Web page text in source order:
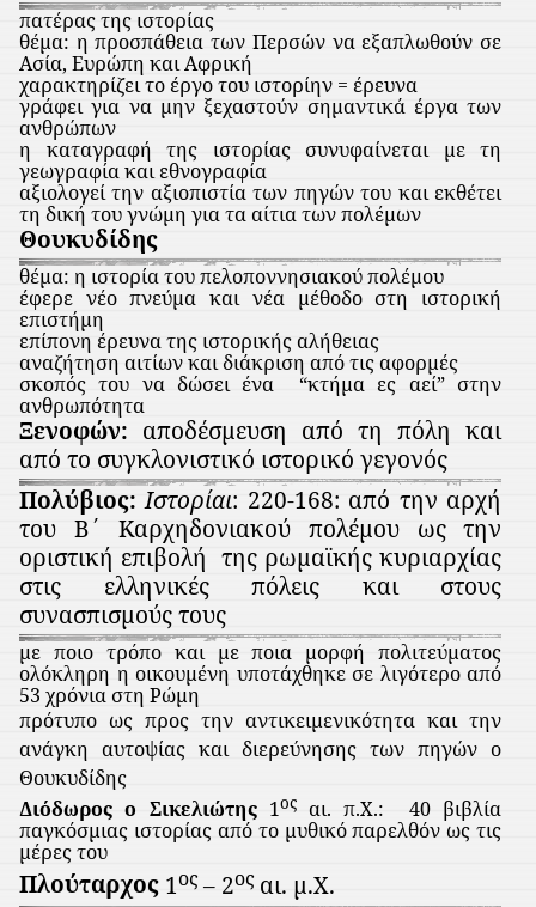
πατέρας της ιστορίας
θέμα: η προσπάθεια των Περσών να εξαπλωθούν σε
Ασία, Ευρώπη και Αφρική
χαρακτηρίζει το έργο του ιστορίην = έρευνα
γράφει για να μην ξεχαστούν σημαντικά έργα των
ανθρώπων
η καταγραφή της ιστορίας συνυφαίνεται με τη
γεωγραφία και εθνογραφία
αξιολογεί την αξιοπιστία των πηγών του και εκθέτει
τη δική του γνώμη για τα αίτια των πολέμων
Θουκυδίδης
θέμα: η ιστορία του πελοποννησιακού πολέμου
έφερε νέο πνεύμα και νέα μέθοδο στη ιστορική
επιστήμη
επίπονη έρευνα της ιστορικής αλήθειας
αναζήτηση αιτίων και διάκριση από τις αφορμές
σκοπός του να δώσει ένα
“κτήμα ες αεί” στην
ανθρωπότητα
Ξενοφών: αποδέσμευση από τη πόλη και
από το συγκλονιστικό ιστορικό γεγονός
Πολύβιος:Ιστορίαι: 220-168: από την αρχή
του Β΄ Καρχηδονιακού πολέμου ως την
οριστική επιβολή της ρωμαϊκής κυριαρχίας
στις ελληνικές πόλεις και στους
συνασπισμούς τους
με ποιο τρόπο και με ποια μορφή πολιτεύματος
ολόκληρη η οικουμένη υποτάχθηκε σε λιγότερο από
53 χρόνια στη Ρώμη
πρότυπο ως προς την αντικειμενικότητα και την
ανάγκη αυτοψίας και διερεύνησης των πηγών ο
Θουκυδίδης
Διόδωρος ο Σικελιώτης1οςαι. π.Χ.:
40 βιβλία
παγκόσμιας ιστορίας από το μυθικό παρελθόν ως τις
μέρες του
Πλούταρχος 1ος – 2ος αι. μ.Χ.